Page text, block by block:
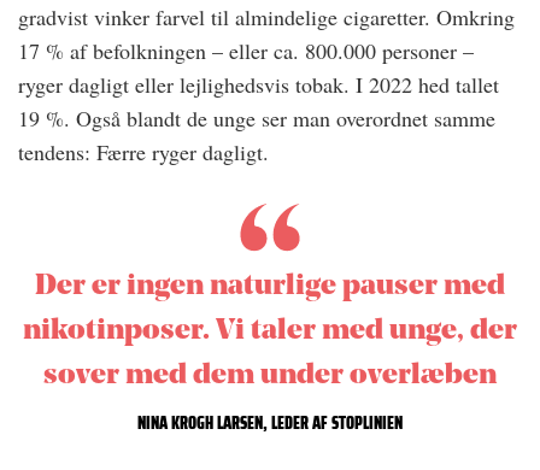
gradvist vinker farvel til almindelige ­cigaretter. Omkring
17 % af befolkningen – eller ca. 800.000 personer –
ryger dagligt eller lejlighedsvis tobak. I 2022 hed tallet
19 %. Også blandt de unge ser man overordnet samme
tendens: Færre ryger dagligt.
Der er ingen naturlige pauser med
nikotinposer. Vi taler med unge, der
sover med dem under overlæben
NINA KROGH LARSEN, LEDER AF STOPLINIEN